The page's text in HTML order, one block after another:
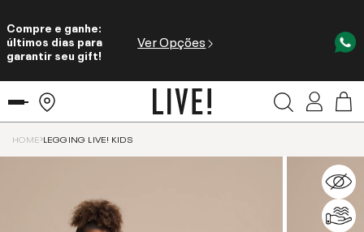
Compre e ganhe:
últimos dias para
garantir seu gift!
Ver Opções
HOME LEGGING LIVE! KIDS